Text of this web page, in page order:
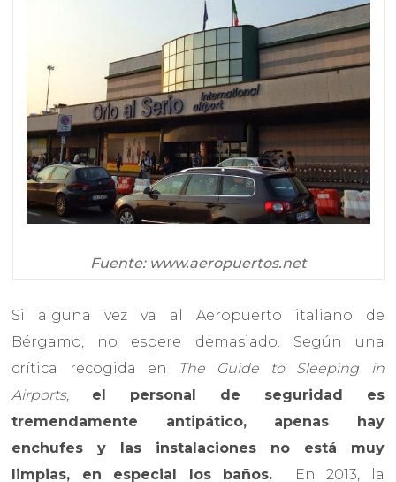
Fuente: www.aeropuertos.net
Si alguna vez va al Aeropuerto italiano de
Bérgamo, no espere demasiado. Según una
crítica recogida en
The Guide to Sleeping in
Airports,
el personal de seguridad es
tremendamente antipático, apenas hay
enchufes y las instalaciones no está muy
limpias, en especial los baños.
En 2013, la